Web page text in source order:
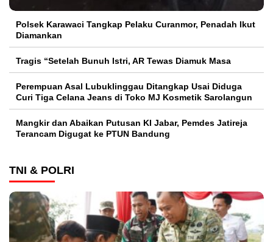
Polsek Karawaci Tangkap Pelaku Curanmor, Penadah Ikut
Diamankan
Tragis “Setelah Bunuh Istri, AR Tewas Diamuk Masa
Perempuan Asal Lubuklinggau Ditangkap Usai Diduga
Curi Tiga Celana Jeans di Toko MJ Kosmetik Sarolangun
Mangkir dan Abaikan Putusan KI Jabar, Pemdes Jatireja
Terancam Digugat ke PTUN Bandung
TNI & POLRI